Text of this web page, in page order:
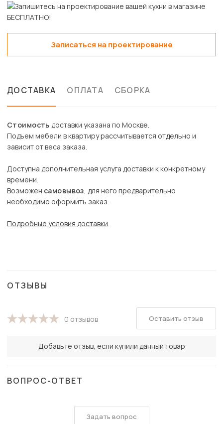
Записаться на проектирование
ДОСТАВКА ОПЛАТА СБОРКА
Стоимость доставки указана по Москве.
Подъем мебели в квартиру рассчитывается отдельно и
зависит от веса заказа.
Доступна дополнительная услуга доставки к конкретному
времени.
Возможен самовывоз, для него предварительно
необходимо оформить заказ.
Подробные условия доставки
ОТЗЫВЫ
0 отзывов
Добавьте отзыв, если купили данный товар
Оставить отзыв
ВОПРОС-ОТВЕТ
Задать вопрос